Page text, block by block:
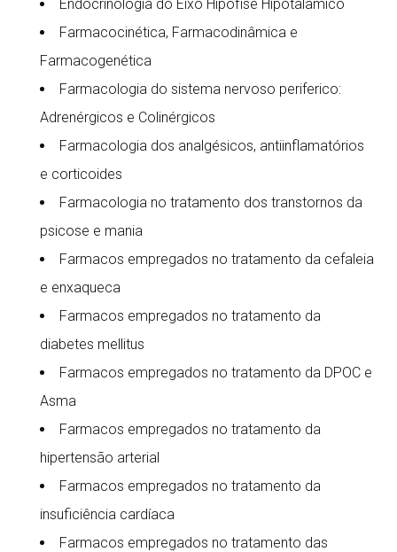
Endocrinologia do Eixo Hipofise Hipotalamico
Farmacocinética, Farmacodinâmica e
Farmacogenética
Farmacologia do sistema nervoso periferico:
Adrenérgicos e Colinérgicos
Farmacologia dos analgésicos, antiinflamatórios
e corticoides
Farmacologia no tratamento dos transtornos da
psicose e mania
Farmacos empregados no tratamento da cefaleia
e enxaqueca
Farmacos empregados no tratamento da
diabetes mellitus
Farmacos empregados no tratamento da DPOC e
Asma
Farmacos empregados no tratamento da
hipertensão arterial
Farmacos empregados no tratamento da
insuficiência cardíaca
Farmacos empregados no tratamento das